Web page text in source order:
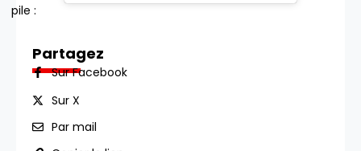
pile :
Partagez
Sur Facebook
Sur X
Par mail